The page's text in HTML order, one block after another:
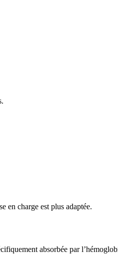
en charge est plus adaptée.
absorbée par